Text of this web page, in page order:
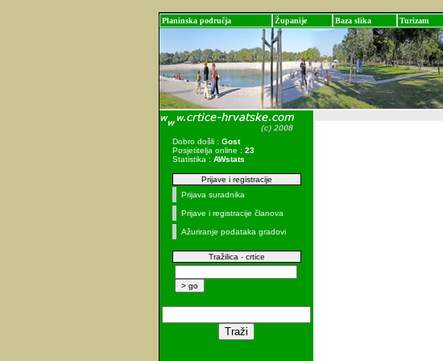
Planinska područja Županije Baza slika Turizam
Dobro došli : Gost
Posjetitelja online : 23
Statistika : AWstats
Prijave i registracije
Prijava suradnika
Prijave i registracije članova
Ažuriranje podataka gradovi
Tražilica - crtice